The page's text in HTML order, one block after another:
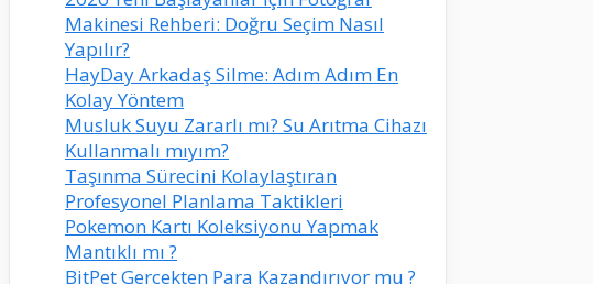
Makinesi Rehberi: Doğru Seçim Nasıl
Yapılır?
HayDay Arkadaş Silme: Adım Adım En
Kolay Yöntem
Musluk Suyu Zararlı mı? Su Arıtma Cihazı
Kullanmalı mıyım?
Taşınma Sürecini Kolaylaştıran
Profesyonel Planlama Taktikleri
Pokemon Kartı Koleksiyonu Yapmak
Mantıklı mı ?
BitPet Gerçekten Para Kazandırıyor mu ?